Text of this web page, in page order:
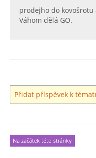
prodejho do kovošrotu
Váhom dělá GO.
Přidat příspěvek k
Na začátek této stránky